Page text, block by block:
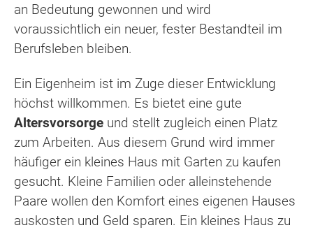
an Bedeutung gewonnen und wird
voraussichtlich ein neuer, fester Bestandteil im
Berufsleben bleiben.
Ein Eigenheim ist im Zuge dieser Entwicklung
höchst willkommen. Es bietet eine gute
Altersvorsorge und stellt zugleich einen Platz
zum Arbeiten. Aus diesem Grund wird immer
häufiger ein kleines Haus mit Garten zu kaufen
gesucht. Kleine Familien oder alleinstehende
Paare wollen den Komfort eines eigenen Hauses
auskosten und Geld sparen. Ein kleines Haus zu